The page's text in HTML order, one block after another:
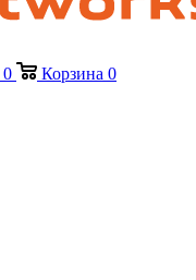
0 Корзина 0